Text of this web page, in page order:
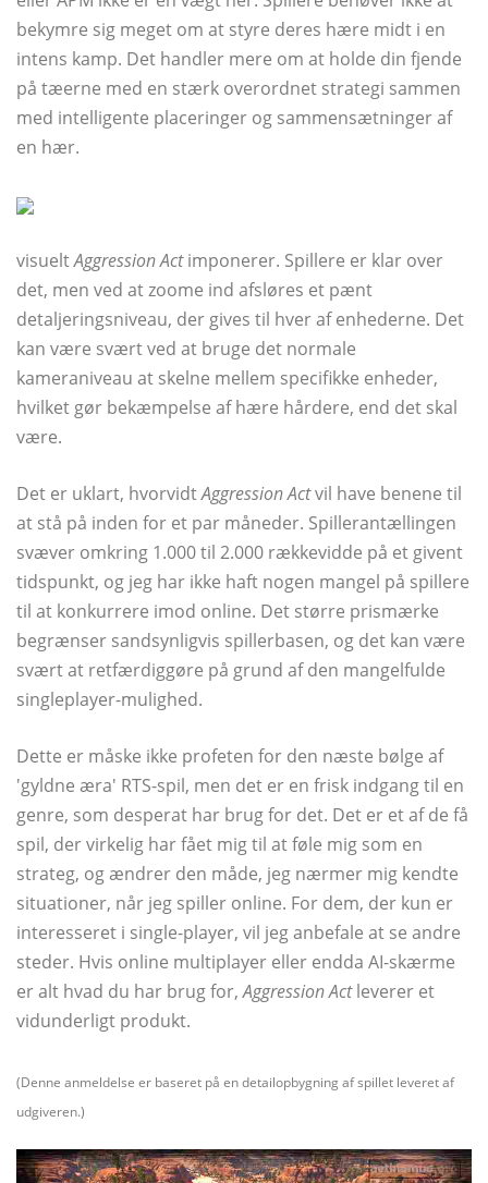
bekymre sig meget om at styre deres hære midt i en
intens kamp. Det handler mere om at holde din fjende
på tæerne med en stærk overordnet strategi sammen
med intelligente placeringer og sammensætninger af
en hær.
visueltAggression Actimponerer. Spillere er klar over
det, men ved at zoome ind afsløres et pænt
detaljeringsniveau, der gives til hver af enhederne. Det
kan være svært ved at bruge det normale
kameraniveau at skelne mellem specifikke enheder,
hvilket gør bekæmpelse af hære hårdere, end det skal
være.
Det er uklart, hvorvidtAggression Actvil have benene til
at stå på inden for et par måneder. Spillerantællingen
svæver omkring 1.000 til 2.000 rækkevidde på et givent
tidspunkt, og jeg har ikke haft nogen mangel på spillere
til at konkurrere imod online. Det større prismærke
begrænser sandsynligvis spillerbasen, og det kan være
svært at retfærdiggøre på grund af den mangelfulde
singleplayer-mulighed.
Dette er måske ikke profeten for den næste bølge af
'gyldne æra' RTS-spil, men det er en frisk indgang til en
genre, som desperat har brug for det. Det er et af de få
spil, der virkelig har fået mig til at føle mig som en
strateg, og ændrer den måde, jeg nærmer mig kendte
situationer, når jeg spiller online. For dem, der kun er
interesseret i single-player, vil jeg anbefale at se andre
steder. Hvis online multiplayer eller endda AI-skærme
er alt hvad du har brug for,Aggression Actleverer et
vidunderligt produkt.
(Denne anmeldelse er baseret på en detailopbygning af spillet leveret af
udgiveren.)